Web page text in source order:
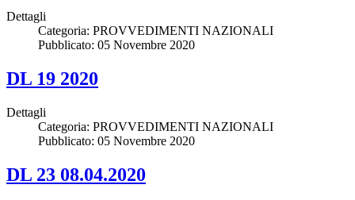
Dettagli
Categoria: PROVVEDIMENTI NAZIONALI
Pubblicato: 05 Novembre 2020
DL 19 2020
Dettagli
Categoria: PROVVEDIMENTI NAZIONALI
Pubblicato: 05 Novembre 2020
DL 23 08.04.2020